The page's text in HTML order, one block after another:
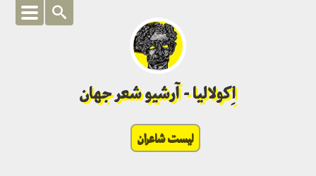
اِکولالیا - آرشیو شعر جهان
لیست شاعران